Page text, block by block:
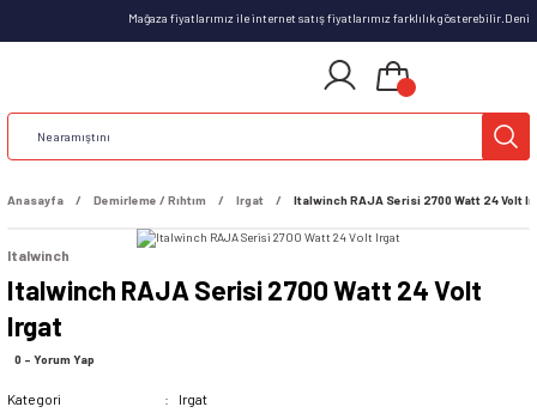
Mağaza fiyatlarımız ile internet satış fiyatlarımız farklılık
Anasayfa Demirleme / Rıhtım Irgat Italwinch RAJA Serisi 2700 Watt 24 Volt
Italwinch
Italwinch RAJA Serisi 2700 Watt 24 Volt
Irgat
0 - Yorum Yap
Kategori
Irgat